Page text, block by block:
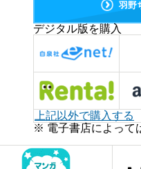
羽野
デジタル版を購入
上記以外で購入する
※ 電子書店によって